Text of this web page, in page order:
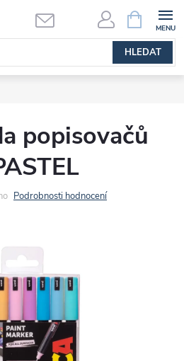
HLEDAT
NÁKUPNÍ
KOŠÍK
popisovačů
Podrobnosti hodnocení